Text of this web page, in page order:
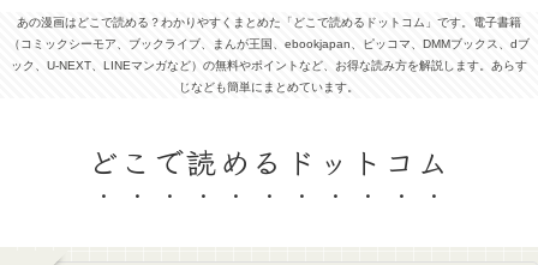
あの漫画はどこで読める？わかりやすくまとめた「どこで読めるドットコム」です。電子書籍
（コミックシーモア、ブックライブ、まんが王国、ebookjapan、ピッコマ、DMMブックス、dブ
ック、U-NEXT、LINEマンガなど）の無料やポイントなど、お得な読み方を解説します。あらす
じなども簡単にまとめています。
どこで読めるドットコム